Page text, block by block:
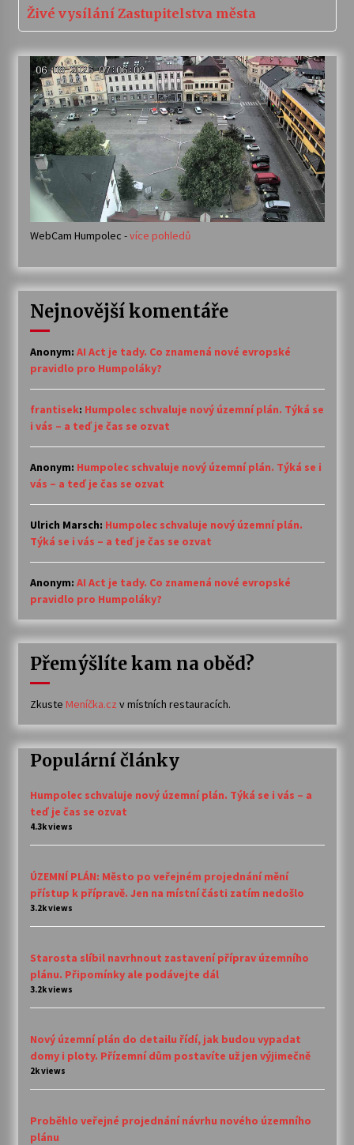
Živé vysílání Zastupitelstva města
WebCam Humpolec -více pohledů
Nejnovější komentáře
Anonym: AI Act je tady. Co znamená nové evropské
pravidlo pro Humpoláky?
frantisek: Humpolec schvaluje nový územní plán. Týká se
i vás – a teď je čas se ozvat
Anonym: Humpolec schvaluje nový územní plán. Týká se i
vás – a teď je čas se ozvat
Ulrich Marsch: Humpolec schvaluje nový územní plán.
Týká se i vás – a teď je čas se ozvat
Anonym: AI Act je tady. Co znamená nové evropské
pravidlo pro Humpoláky?
Přemýšlíte kam na oběd?
Zkuste Meníčka.cz v místních restauracích.
Populární články
Humpolec schvaluje nový územní plán. Týká se i vás – a
teď je čas se ozvat
4.3k views
ÚZEMNÍ PLÁN: Město po veřejném projednání mění
přístup k přípravě. Jen na místní části zatím nedošlo
3.2k views
Starosta slíbil navrhnout zastavení příprav územního
plánu. Připomínky ale podávejte dál
3.2k views
Nový územní plán do detailu řídí, jak budou vypadat
domy i ploty. Přízemní dům postavíte už jen výjimečně
2k views
Proběhlo veřejné projednání návrhu nového územního
plánu